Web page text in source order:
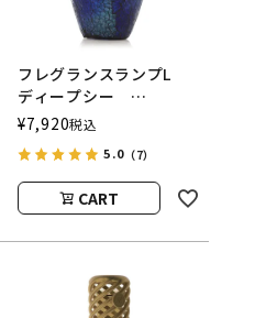
フレグランスランプL
ディープシー
ASHLEIGH&BURWOOD
（アシュレイアンドバー
ウッド）
¥7,920税込
5.0（7）
CART